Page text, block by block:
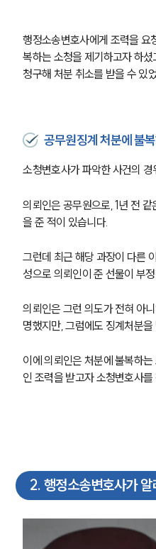
행정소송변호사에게 조력을 요
복하는 소청을 제기하고자 하
청구해 처분 취소를 받을 수 있
공무원징계 처분에 불
소청변호사가 파악한 사건의 경
의뢰인은 공무원으로, 1년 전
을 준 적이 있습니다.
그런데 최근 해당 과장이 다른
성으로 의뢰인이 준 선물이 부
의뢰인은 그런 의도가 전혀 아
명했지만, 그럼에도 징계처분을
이에 의뢰인은 처분에 불복하
인 조력을 받고자 소청변호사를
2. 행정소송변호사가 알